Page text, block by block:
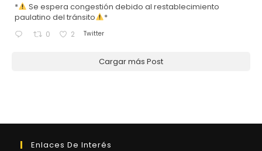
*
Se espera congestión debido al restablecimiento
paulatino del tránsito
*
0 2 Twitter
Cargar más Post
Enlaces De Interés